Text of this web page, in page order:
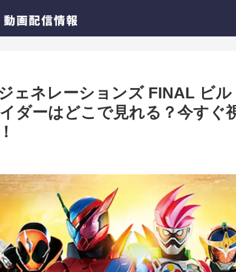
ェネレーションズ FINAL ビ
ダーはどこで見れる？今すぐ